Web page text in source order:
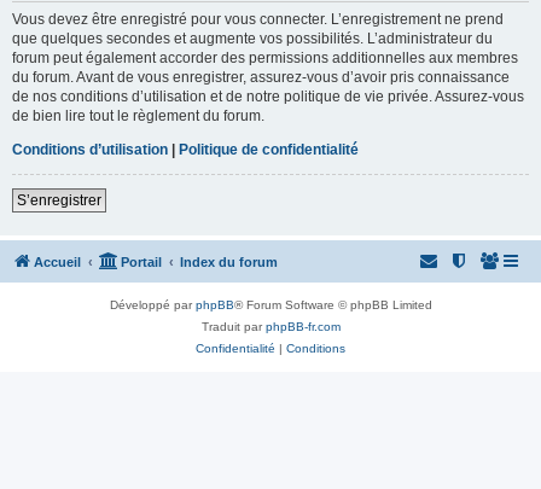
Vous devez être enregistré pour vous connecter. L’enregistrement ne prend
que quelques secondes et augmente vos possibilités. L’administrateur du
forum peut également accorder des permissions additionnelles aux membres
du forum. Avant de vous enregistrer, assurez-vous d’avoir pris connaissance
de nos conditions d’utilisation et de notre politique de vie privée. Assurez-vous
de bien lire tout le règlement du forum.
Conditions d’utilisation | Politique de confidentialité
S’enregistrer
Accueil Portail Index du forum
Développé parphpBB® Forum Software © phpBB Limited
Traduit parphpBB-fr.com
Confidentialité | Conditions